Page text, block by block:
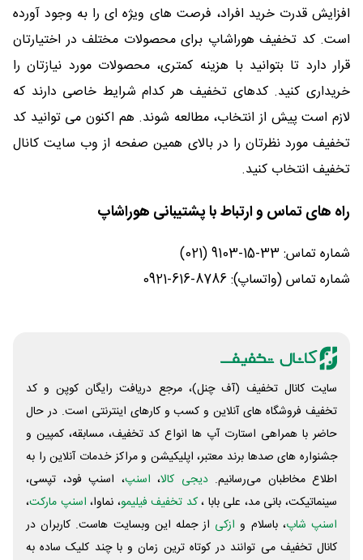
افزایش قدرت خرید افراد، فرصت های ویژه ای را به وجود آورده
است. کد تخفیف هوراشاپ برای محصولات مختلف در اختیارتان
قرار دارد تا بتوانید با هزینه کمتری، محصولات مورد نیازتان را
خریداری کنید. کدهای تخفیف هر کدام شرایط خاصی دارند که
لازم است پیش از انتخاب، مطالعه شوند. هم اکنون می توانید کد
تخفیف مورد نظرتان را در بالای همین صفحه از وب سایت کانال
تخفیف انتخاب کنید.
راه های تماس و ارتباط با پشتیبانی هوراشاپ
شماره تماس: 33-15-9103 (021)
شماره تماس (واتساپ): 8786-616-0921
سایت کانال تخفیف (آف چنل)، مرجع دریافت رایگان کوپن و کد
تخفیف فروشگاه های آنلاین و کسب و‌ کارهای اینترنتی است. در حال
حاضر با همراهی استارت آپ ها انواع کد تخفیف، مسابقه، کمپین و
جشنواره های صدها برند معتبر، اپلیکیشن و مراکز خدمات آنلاین را به
اطلاع مخاطبان می‌رسانیم. دیجی کالا، اسنپ، اسنپ فود، تپسی،
سینماتیکت، بانی مد، علی‌ بابا ،کد تخفیف فیلیمو، نماوا، اسنپ مارکت،
اسنپ شاپ، باسلام و ازکی از جمله این وبسایت ‌هاست. کاربران در
کانال تخفیف می توانند در کوتاه ترین زمان و با چند کلیک ساده به